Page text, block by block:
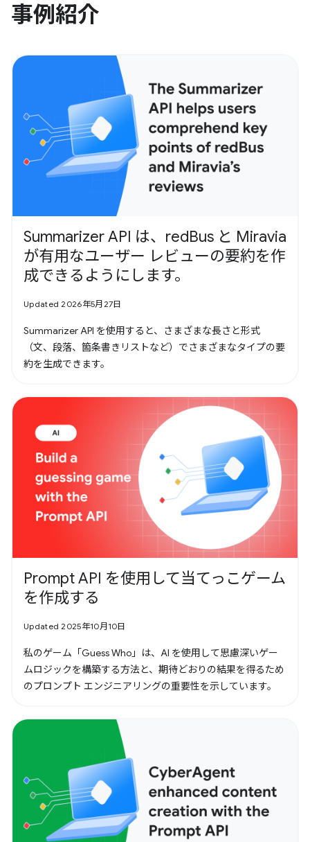
事例紹介
Summarizer API は、redBus と Miravia
が有用なユーザー レビューの要約を作
成できるようにします。
Updated 2026年5月27日
Summarizer API を使用すると、さまざまな長さと形式
（文、段落、箇条書きリストなど）でさまざまなタイプの要
約を生成できます。
Prompt API を使用して当てっこゲーム
を作成する
Updated 2025年10月10日
私のゲーム「Guess Who」は、AI を使用して思慮深いゲー
ムロジックを構築する方法と、期待どおりの結果を得るため
のプロンプト エンジニアリングの重要性を示しています。